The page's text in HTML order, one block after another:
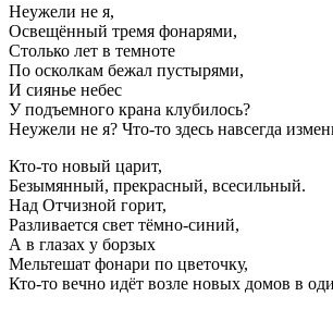
Неужели не я,
Освещённый тремя фонарями,
Столько лет в темноте
По осколкам бежал пустырями,
И сиянье небес
У подъемного крана клубилось?
Неужели не я? Что-то здесь навсегда
Кто-то новый царит,
Безымянный, прекрасный, всесильный.
Над Отчизной горит,
Разливается свет тёмно-синий,
А в глазах у борзых
Мельтешат фонари по цветочку,
Кто-то вечно идёт возле новых домов в